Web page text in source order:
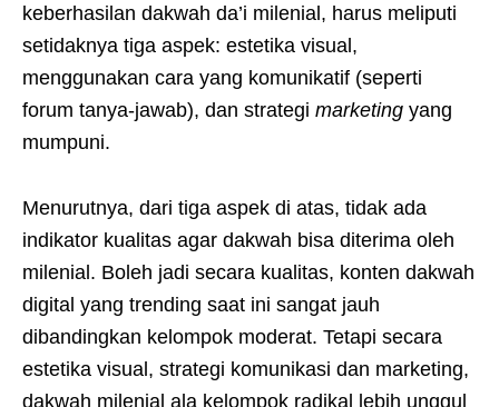
keberhasilan dakwah da’i milenial, harus meliputi
setidaknya tiga aspek: estetika visual,
menggunakan cara yang komunikatif (seperti
forum tanya-jawab), dan strategi marketing yang
mumpuni.
Menurutnya, dari tiga aspek di atas, tidak ada
indikator kualitas agar dakwah bisa diterima oleh
milenial. Boleh jadi secara kualitas, konten dakwah
digital yang trending saat ini sangat jauh
dibandingkan kelompok moderat. Tetapi secara
estetika visual, strategi komunikasi dan marketing,
dakwah milenial ala kelompok radikal lebih unggul